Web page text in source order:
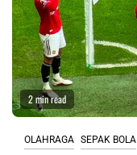
2 min read
OLAHRAGA SEPAK BOLA